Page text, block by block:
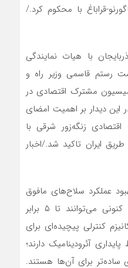
قراباغ با محکوم کرد./
با هیات نمایندگی
رستم قاسمی وزیر راه و
مشترک اقتصادی در
این دیدار بر اهمیت امضای
زنگه‌زور شرقی با
ایران تاکید شد./اخبار
عملکرد سلاح‌های مافوق
صوت. سلاح‌های مافوق صوت کنونی می‌توانند تا ۵ برابر
کنترلی پیچیده‌ای برای
آئرودینامیک دارند؛
ساده‌تر برای آن‌ها هستند.